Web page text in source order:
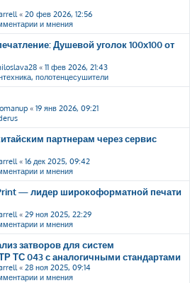
« 20 фев 2026, 12:56
и мнения
Душевой уголок 100х100 от
« 11 фев 2026, 21:43
полотенцесушители
« 19 янв 2026, 09:21
партнерам через сервис
« 16 дек 2025, 09:42
и мнения
— лидер широкоформатной печати
« 29 ноя 2025, 22:29
и мнения
затворов для систем
ТС 043 с аналогичными стандартами
« 28 ноя 2025, 09:14
и мнения